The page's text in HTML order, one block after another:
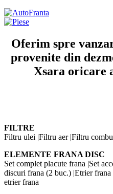
Oferim spre
provenite din
Xsara oricare
FILTRE
Filtru ulei |Filtru aer |Filtru
ELEMENTE FRANA DISC
Set complet placute frana |Set
discuri frana (2 buc.) |Etrier frana
etrier frana